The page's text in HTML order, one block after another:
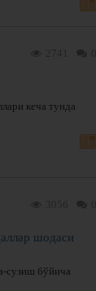
кеча тунда
шодаси
сузиш бўйича